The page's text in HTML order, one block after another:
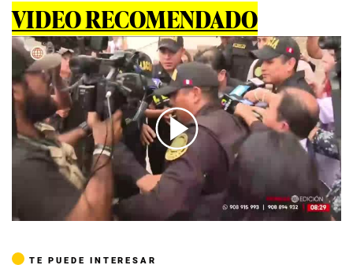
VIDEO RECOMENDADO
00:00/ 04:17
TE PUEDE INTERESAR